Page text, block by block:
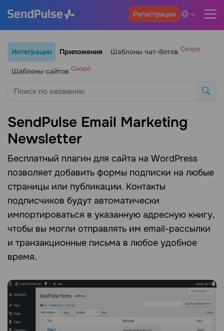
Регистрация
Интеграции Приложения Шаблоны чат-ботов Скоро
Шаблоны сайтов Скоро
SendPulse Email Marketing
Newsletter
Бесплатный плагин для сайта на WordPress
позволяет добавить формы подписки на любые
страницы или публикации. Контакты
подписчиков будут автоматически
импортироваться в указанную адресную книгу,
чтобы вы могли отправлять им email-рассылки
и транзакционные письма в любое удобное
время.